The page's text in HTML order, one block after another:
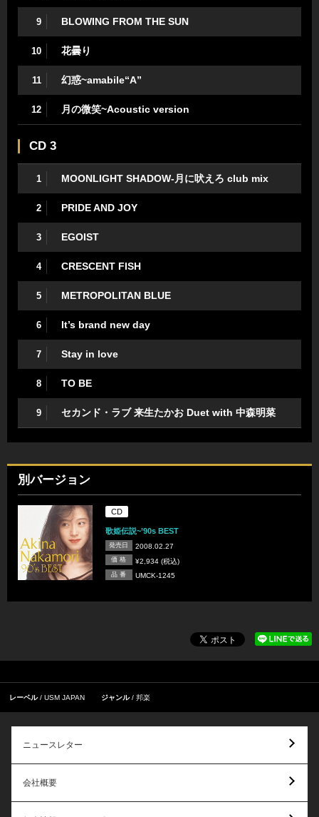
9 BLOWING FROM THE SUN
10 花曇り
11 幻惑~amabile“A”
12 月の微笑~Acoustic version
CD 3
1 MOONLIGHT SHADOW-月に吠えろ club mix
2 PRIDE AND JOY
3 EGOIST
4 CRESCENT FISH
5 METROPOLITAN BLUE
6 It’s brand new day
7 Stay in love
8 TO BE
9 セカンド・ラブ 来生たかお Duet with 中森明菜
別バージョン
CD
歌姫伝説~’90s BEST
発売日 2008.02.27
価 格 ¥2,934 (税込)
品 番 UMCK-1245
レーベル USM JAPAN ジャンル 邦楽
ニュースレター
会社概要